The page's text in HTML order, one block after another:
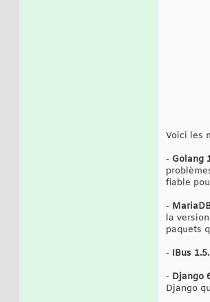
Voici les
- Golang
fiable
-
la
paquets
- IBus
- Django
Django